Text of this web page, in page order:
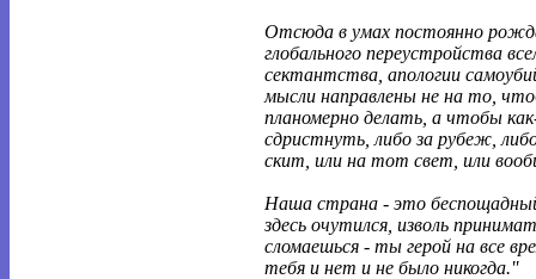
Отсюда в умах постоянно
глобального переустройства
сектантства, апологии
мысли направлены не на то,
планомерно делать, а чтобы
сдристнуть, либо за рубеж,
скит, или на тот свет, или
Наша страна - это
здесь очутился, изволь
сломаешься - ты герой на все
тебя и нет и не было никогда.''